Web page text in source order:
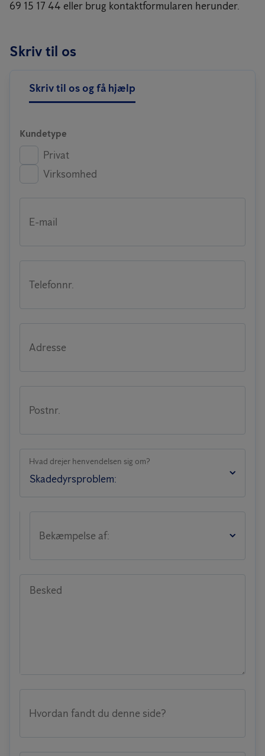
69 15 17 44 eller brug kontaktformularen herunder.
Skriv til os
Skriv til os og få hjælp
Kundetype
Privat
Virksomhed
E-mail
Telefonnr.
Adresse
Postnr.
Hvad drejer henvendelsen sig om?
Bekæmpelse af:
Besked
Hvordan fandt du denne side?